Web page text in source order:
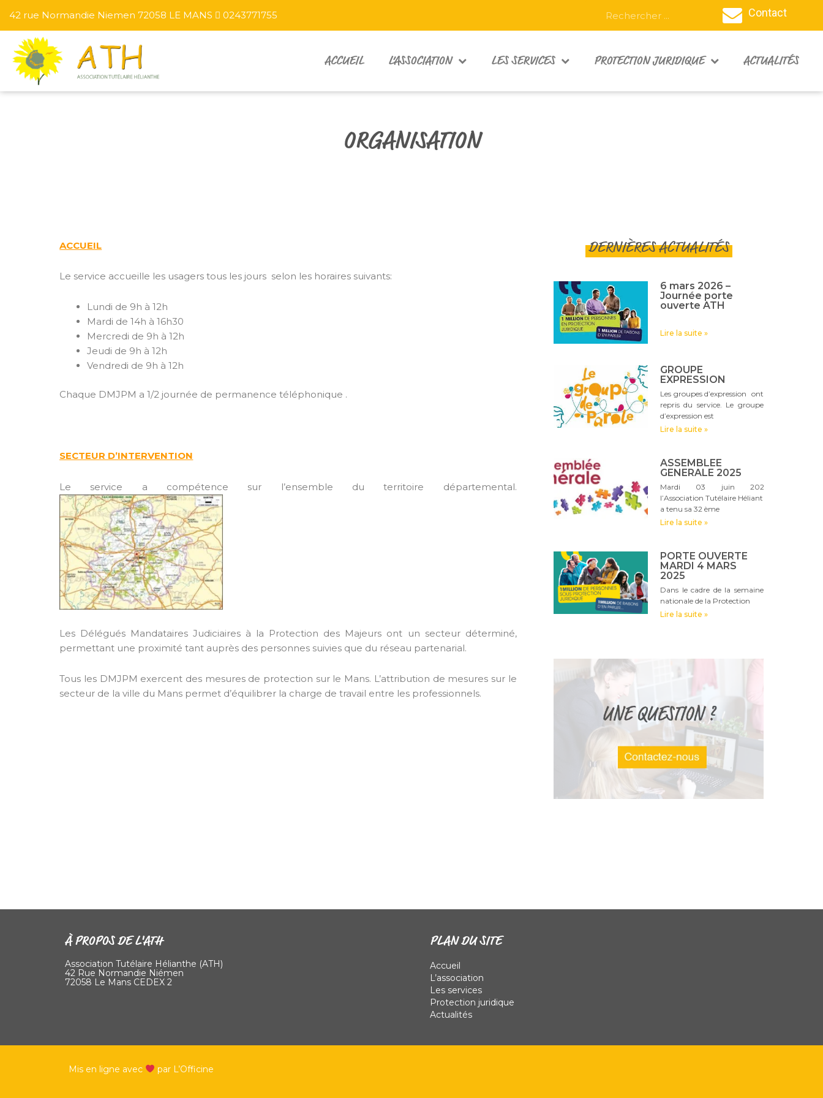
42 rue Normandie Niemen 72058 LE MANS 0243771755 Contact
ACCUEIL L’ASSOCIATION LES SERVICES PROTECTION JURIDIQUE ACTUALITÉS
ORGANISATION
ACCUEIL
Le service accueille les usagers tous les jours selon les horaires suivants:
Lundi de 9h à 12h
Mardi de 14h à 16h30
Mercredi de 9h à 12h
Jeudi de 9h à 12h
Vendredi de 9h à 12h
Chaque DMJPM a 1/2 journée de permanence téléphonique .
SECTEUR D’INTERVENTION
Le service a compétence sur l’ensemble du territoire départemental.
Les Délégués Mandataires Judiciaires à la Protection des Majeurs ont un secteur déterminé,
permettant une proximité tant auprès des personnes suivies que du réseau partenarial.
Tous les DMJPM exercent des mesures de protection sur le Mans. L’attribution de mesures sur le
secteur de la ville du Mans permet d’équilibrer la charge de travail entre les professionnels.
DERNIÈRES ACTUALITÉS
6 mars 2026 –
Journée porte
ouverte ATH
Lire la suite »
GROUPE
EXPRESSION
Les groupes d’expression ont
repris du service. Le groupe
d’expression est
Lire la suite »
ASSEMBLEE
GENERALE 2025
Mardi 03 juin 2025,
l’Association Tutélaire Hélianthe
a tenu sa 32 ème
Lire la suite »
PORTE OUVERTE
MARDI 4 MARS
2025
Dans le cadre de la semaine
nationale de la Protection
Lire la suite »
À PROPOS DE L'ATH
Association Tutélaire Hélianthe (ATH)
42 Rue Normandie Niémen
72058 Le Mans CEDEX 2
PLAN DU SITE
Accueil
L’association
Les services
Protection juridique
Actualités
Mis en ligne avec par L’Officine